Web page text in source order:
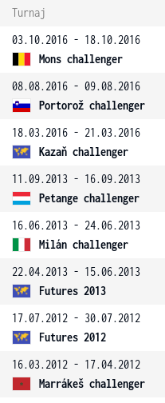
Turnaj
03.10.2016 - 18.10.2016
Mons challenger
08.08.2016 - 09.08.2016
Portorož challenger
18.03.2016 - 21.03.2016
Kazaň challenger
11.09.2013 - 16.09.2013
Petange challenger
16.06.2013 - 24.06.2013
Milán challenger
22.04.2013 - 15.06.2013
Futures 2013
17.07.2012 - 30.07.2012
Futures 2012
16.03.2012 - 17.04.2012
Marrákeš challenger